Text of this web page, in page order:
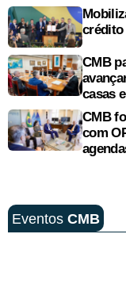
crédito
CMB
casas
CMB
com
Eventos CMB